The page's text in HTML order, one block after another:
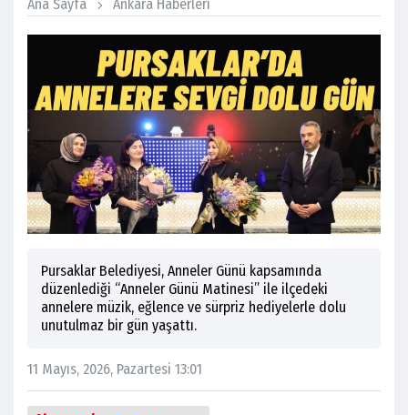
Ana Sayfa Ankara Haberleri
Pursaklar Belediyesi, Anneler Günü kapsamında
düzenlediği “Anneler Günü Matinesi” ile ilçedeki
annelere müzik, eğlence ve sürpriz hediyelerle dolu
unutulmaz bir gün yaşattı.
11 Mayıs, 2026, Pazartesi 13:01